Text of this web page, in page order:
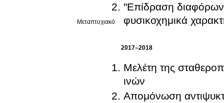
Μεταπτυχιακό
"Επίδραση
φυσικοχημικά
2017–2018
Μελέτη της
ινών
Απομόνωση